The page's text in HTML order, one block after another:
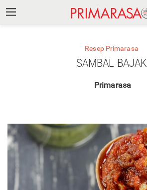
Resep Primarasa
SAMBAL BAJAK
Primarasa